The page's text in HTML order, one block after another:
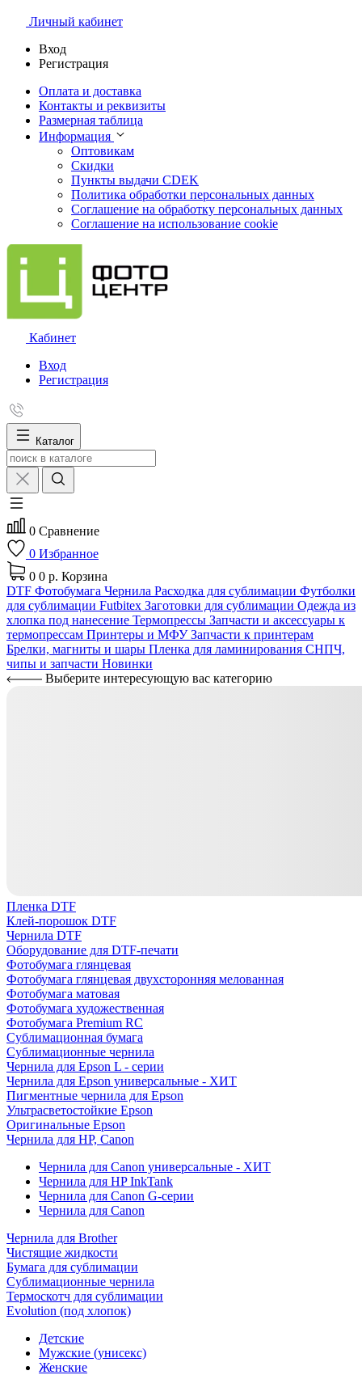
Личный кабинет
Вход
Регистрация
Оплата и доставка
Контакты и реквизиты
Размерная таблица
Информация
Оптовикам
Скидки
Пункты выдачи CDEK
Политика обработки персональных данных
Соглашение на обработку персональных данных
Соглашение на использование cookie
Кабинет
Вход
Регистрация
Каталог
0 Сравнение
0 Избранное
0 0 р. Корзина
DTF Фотобумага Чернила Расходка для сублимации Футболки
для сублимации Futbitex Заготовки для сублимации Одежда из
хлопка под нанесение Термопрессы Запчасти и аксессуары к
термопрессам Принтеры и МФУЗапчасти к принтерам
Брелки, магниты и шары Пленка для ламинирования СНПЧ,
чипы и запчасти Новинки
Выберите интересующую вас категорию
Пленка DTF
Клей-порошок DTF
Чернила DTF
Оборудование для DTF-печати
Фотобумага глянцевая
Фотобумага глянцевая двухсторонняя мелованная
Фотобумага матовая
Фотобумага художественная
Фотобумага Premium RC
Сублимационная бумага
Сублимационные чернила
Чернила для Epson L - серии
Чернила для Epson универсальные - ХИТ
Пигментные чернила для Epson
Ультрасветостойкие Epson
Оригинальные Epson
Чернила для HP, Canon
Чернила для Canon универсальные - ХИТ
Чернила для HP InkTank
Чернила для Canon G-серии
Чернила для Canon
Чернила для Brother
Чистящие жидкости
Бумага для сублимации
Сублимационные чернила
Термоскотч для сублимации
Evolution (под хлопок)
Детские
Мужские (унисекс)
Женские